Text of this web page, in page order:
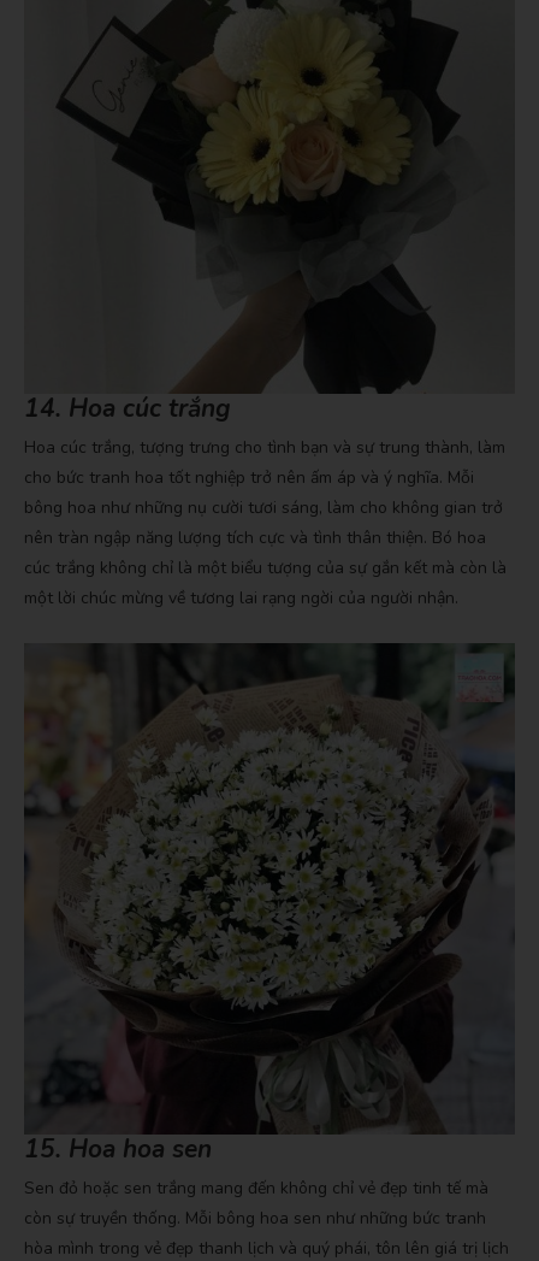
14. Hoa cúc trắng
Hoa cúc trắng, tượng trưng cho tình bạn và sự trung thành, làm
cho bức tranh hoa tốt nghiệp trở nên ấm áp và ý nghĩa. Mỗi
bông hoa như những nụ cười tươi sáng, làm cho không gian trở
nên tràn ngập năng lượng tích cực và tình thân thiện. Bó hoa
cúc trắng không chỉ là một biểu tượng của sự gắn kết mà còn là
một lời chúc mừng về tương lai rạng ngời của người nhận.
15. Hoa hoa sen
Sen đỏ hoặc sen trắng mang đến không chỉ vẻ đẹp tinh tế mà
còn sự truyền thống. Mỗi bông hoa sen như những bức tranh
hòa mình trong vẻ đẹp thanh lịch và quý phái, tôn lên giá trị lịch